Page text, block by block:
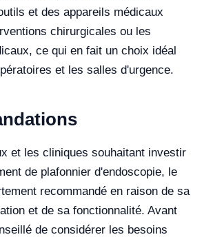
et des appareils médicaux
chirurgicales ou les
ce qui en fait un choix idéal
et les salles d'urgence.
et les cliniques souhaitant investir
de plafonnier d'endoscopie, le
recommandé en raison de sa
et de sa fonctionnalité. Avant
de considérer les besoins